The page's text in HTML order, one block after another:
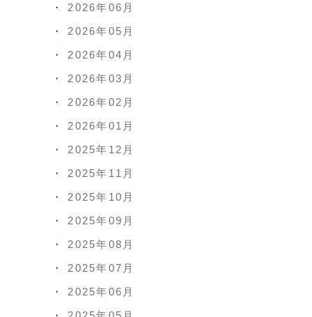
2026年06月
2026年05月
2026年04月
2026年03月
2026年02月
2026年01月
2025年12月
2025年11月
2025年10月
2025年09月
2025年08月
2025年07月
2025年06月